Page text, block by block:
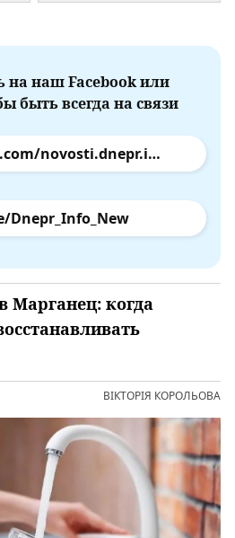
на наш Facebook или
быть всегда на связи
facebook.com/novosti.dnepr.info
Dnepr_Info_New
Марганец: когда
ВІКТОРІЯ КОРОЛЬОВА